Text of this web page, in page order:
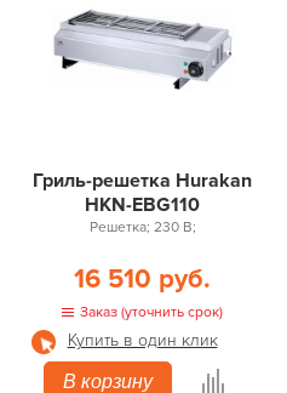
Гриль-решетка Hurakan
HKN-EBG110
Решетка; 230 В;
16 510 руб.
Заказ (уточнить срок)
Купить в один клик
В корзину